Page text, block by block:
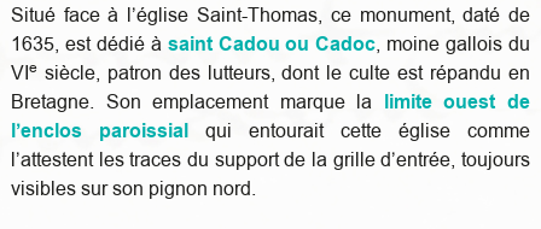
Situé face à l’église Saint-Thomas, ce monument, daté de
1635, est dédié à saint Cadou ou Cadoc, moine gallois du
VIesiècle, patron des lutteurs, dont le culte est répandu en
Bretagne. Son emplacement marque la limite ouest de
l’enclos paroissialqui entourait cette église comme
l’attestent les traces du support de la grille d’entrée, toujours
visibles sur son pignon nord.